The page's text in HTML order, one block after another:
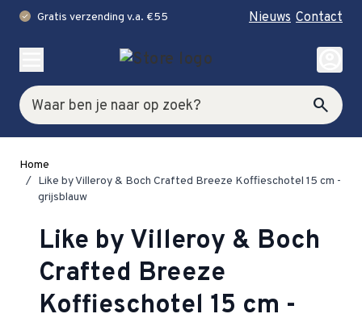
check Gratis verzending v.a. €55 Nieuws Contact
Zoek search
account_circle
Home
/ Like by Villeroy & Boch Crafted Breeze Koffieschotel 15 cm -
grijsblauw
Like by Villeroy & Boch
Crafted Breeze
Koffieschotel 15 cm -